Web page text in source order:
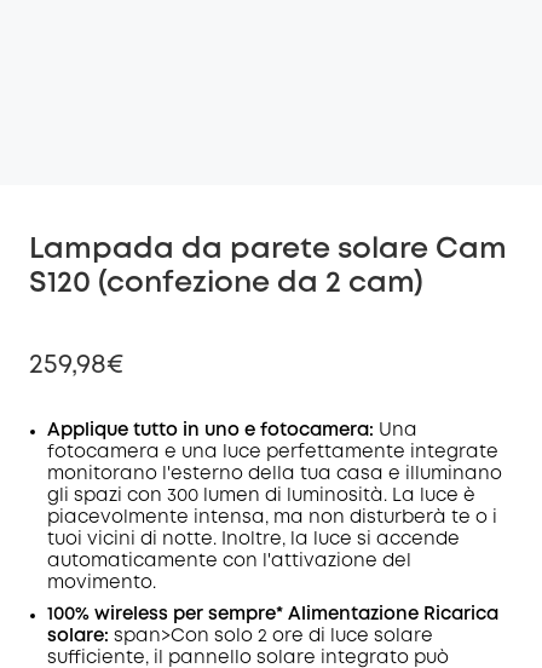
Lampada da parete solare Cam
S120 (confezione da 2 cam)
259,98€
di sconto
Codice:
COPIA
Applique tutto in uno e fotocamera: Una
fotocamera e una luce perfettamente integrate
monitorano l'esterno della tua casa e illuminano
gli spazi con 300 lumen di luminosità. La luce è
piacevolmente intensa, ma non disturberà te o i
tuoi vicini di notte. Inoltre, la luce si accende
automaticamente con l'attivazione del
movimento.
100% wireless per sempre* Alimentazione Ricarica
solare: span>Con solo 2 ore di luce solare
sufficiente, il pannello solare integrato può